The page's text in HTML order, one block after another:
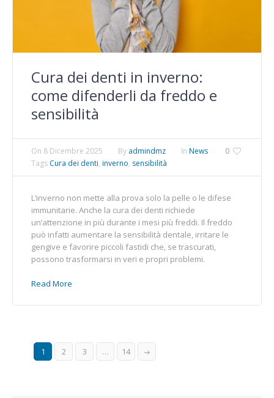
Cura dei denti in inverno:
come difenderli da freddo e
sensibilità
0
On 8 Dicembre 2025 By admindmz In News
Tags Cura dei denti, inverno, sensibilità
L’inverno non mette alla prova solo la pelle o le difese
immunitarie. Anche la cura dei denti richiede
un’attenzione in più durante i mesi più freddi. Il freddo
può infatti aumentare la sensibilità dentale, irritare le
gengive e favorire piccoli fastidi che, se trascurati,
possono trasformarsi in veri e propri problemi.
Read More
1 2 3 … 14